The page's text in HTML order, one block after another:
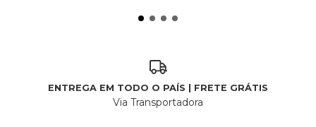
ENTREGA EM TODO O PAÍS | FRETE GRÁTIS
Via Transportadora